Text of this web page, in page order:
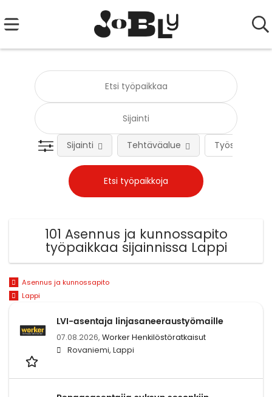
Työsuhteen
Sijainti Tehtäväalue
101 Asennus ja kunnossapito
työpaikkaa sijainnissa Lappi
Asennus ja kunnossapito
Lappi
LVI-asentaja linjasaneeraustyömaille
07.08.2026, Worker Henkilöstöratkaisut
Rovaniemi, Lappi